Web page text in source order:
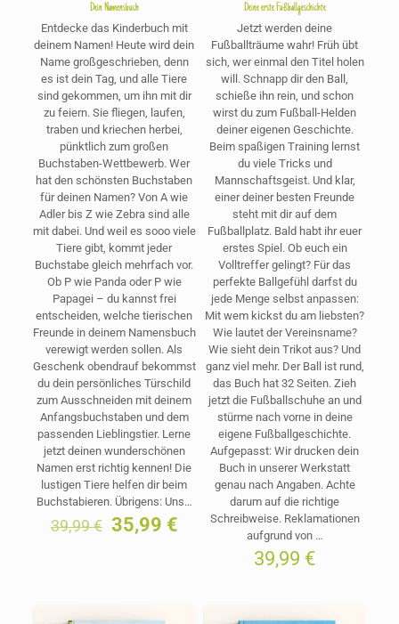
Dein Namensbuch
Entdecke das Kinderbuch mit
deinem Namen! Heute wird dein
Name großgeschrieben, denn
es ist dein Tag, und alle Tiere
sind gekommen, um ihn mit dir
zu feiern. Sie fliegen, laufen,
traben und kriechen herbei,
pünktlich zum großen
Buchstaben-Wettbewerb. Wer
hat den schönsten Buchstaben
für deinen Namen? Von A wie
Adler bis Z wie Zebra sind alle
mit dabei. Und weil es sooo viele
Tiere gibt, kommt jeder
Buchstabe gleich mehrfach vor.
Ob P wie Panda oder P wie
Papagei – du kannst frei
entscheiden, welche tierischen
Freunde in deinem Namensbuch
verewigt werden sollen. Als
Geschenk obendrauf bekommst
du dein persönliches Türschild
zum Ausschneiden mit deinem
Anfangsbuchstaben und dem
passenden Lieblingstier. Lerne
jetzt deinen wunderschönen
Namen erst richtig kennen! Die
lustigen Tiere helfen dir beim
Buchstabieren. Übrigens: Uns…
39,99€ Ursprünglicher
Preis
35,99 €Aktueller
Deine erste Fußballgeschichte
Jetzt werden deine
Fußballträume wahr! Früh übt
sich, wer einmal den Titel holen
will. Schnapp dir den Ball,
schieße ihn rein, und schon
wirst du zum Fußball-Helden
deiner eigenen Geschichte.
Beim spaßigen Training lernst
du viele Tricks und
Mannschaftsgeist. Und klar,
einer deiner besten Freunde
steht mit dir auf dem
Fußballplatz. Bald habt ihr euer
erstes Spiel. Ob euch ein
Volltreffer gelingt? Für das
perfekte Ballgefühl darfst du
jede Menge selbst anpassen:
Mit wem kickst du am liebsten?
Wie lautet der Vereinsname?
Wie sieht dein Trikot aus? Und
ganz viel mehr. Der Ball ist rund,
das Buch hat 32 Seiten. Zieh
jetzt die Fußballschuhe an und
stürme nach vorne in deine
eigene Fußballgeschichte.
Aufgepasst: Wir drucken dein
Buch in unserer Werkstatt
genau nach Angaben. Achte
darum auf die richtige
Schreibweise. Reklamationen
aufgrund von …
39,99 €